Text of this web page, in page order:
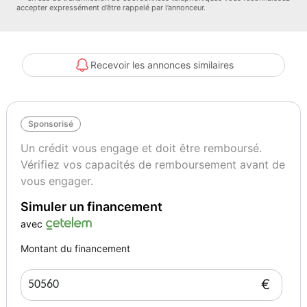
• Carburant : Hybride rechargeable (essence/électrique)
Livraison et rapatriement : Devis sur simple demande, nous
proposons des livraisons sur camion plateau en 15 jours ou avec
Options et équipements :
• Transmission intégrale xDrive
• Finition M Sport
• Jantes alliage M 20 pouces
accepter expressément d’être rappelé par l’annonceur.
Recevoir les annonces similaires
Sponsorisé
Un crédit vous engage et doit être remboursé.
Vérifiez vos capacités de remboursement avant de
vous engager.
Simuler un financement
avec
Montant du financement
€